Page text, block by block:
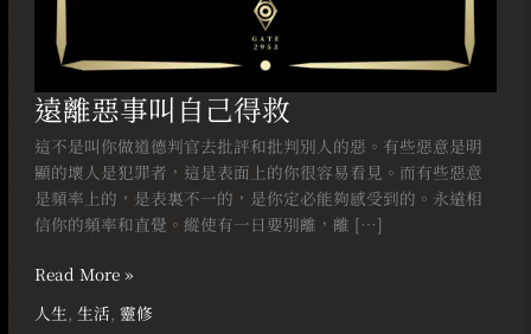
遠離惡事叫自己得救
這不是叫你做道德判官去批評和批判別人的惡。有些惡意是明
顯的壞人是犯罪者，這是表面上的你很容易看見。而有些惡意
是頻率上的，是表裏不一的，是你定必能夠感受到的。永遠相
信你的頻率和直覺。縱使有一日要別離，離 […]
Read More »
人生,生活,靈修